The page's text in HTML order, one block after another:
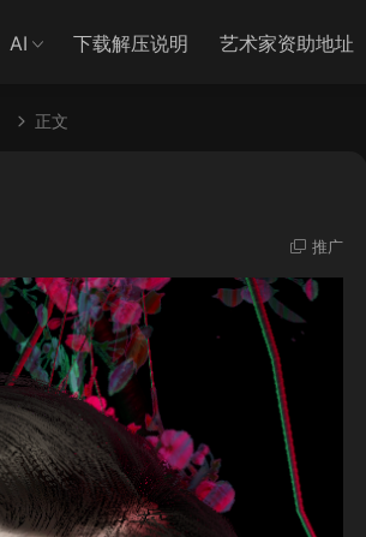
AI 下载解压说明 艺术家资助地址
正文
推广